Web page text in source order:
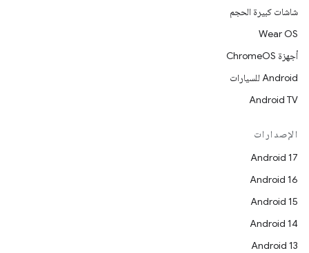
شاشات كبيرة الحجم
Wear OS
أجهزة ChromeOS
Android للسيارات
Android TV
الإصدارات
Android 17
Android 16
Android 15
Android 14
Android 13